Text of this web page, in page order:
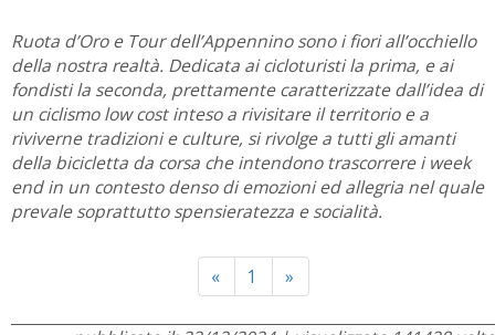
Ruota d’Oro e Tour dell’Appennino sono i fiori all’occhiello
della nostra realtà. Dedicata ai cicloturisti la prima, e ai
fondisti la seconda, prettamente caratterizzate dall’idea di
un ciclismo low cost inteso a rivisitare il territorio e a
riviverne tradizioni e culture, si rivolge a tutti gli amanti
della bicicletta da corsa che intendono trascorrere i week
end in un contesto denso di emozioni ed allegria nel quale
prevale soprattutto spensieratezza e socialità.
«Previous
1 »